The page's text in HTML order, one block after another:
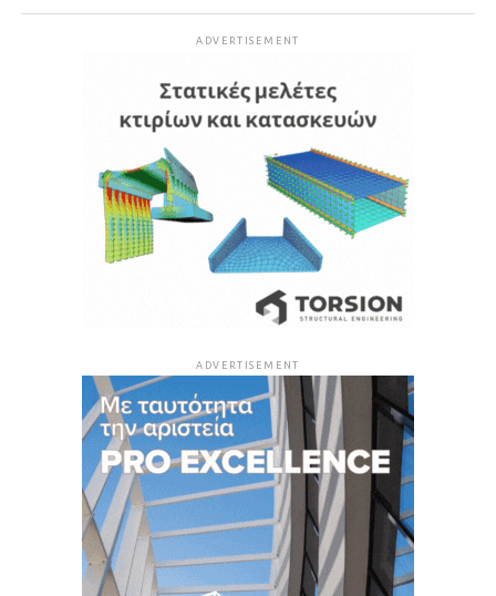
ADVERTISEMENT
ADVERTISEMENT